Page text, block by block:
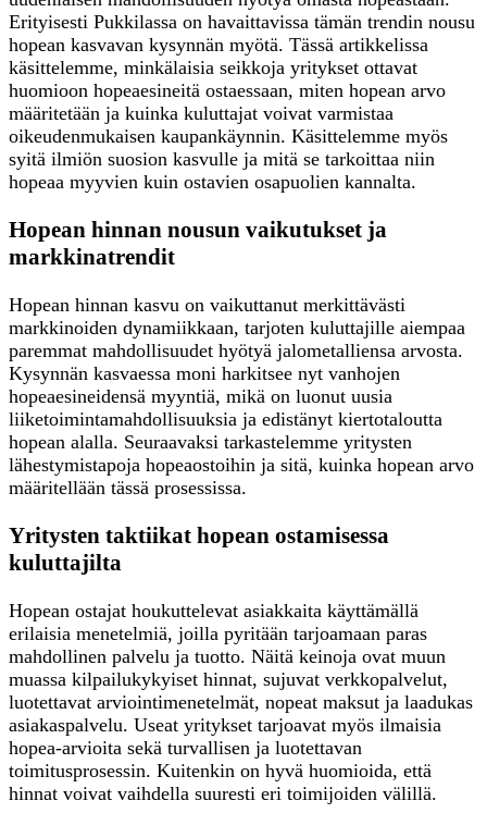
Erityisesti Pukkilassa on havaittavissa tämän trendin nousu
hopean kasvavan kysynnän myötä. Tässä artikkelissa
käsittelemme, minkälaisia seikkoja yritykset ottavat
huomioon hopeaesineitä ostaessaan, miten hopean arvo
määritetään ja kuinka kuluttajat voivat varmistaa
oikeudenmukaisen kaupankäynnin. Käsittelemme myös
syitä ilmiön suosion kasvulle ja mitä se tarkoittaa niin
hopeaa myyvien kuin ostavien osapuolien kannalta.
Hopean hinnan nousun vaikutukset ja
markkinatrendit
Hopean hinnan kasvu on vaikuttanut merkittävästi
markkinoiden dynamiikkaan, tarjoten kuluttajille aiempaa
paremmat mahdollisuudet hyötyä jalometalliensa arvosta.
Kysynnän kasvaessa moni harkitsee nyt vanhojen
hopeaesineidensä myyntiä, mikä on luonut uusia
liiketoimintamahdollisuuksia ja edistänyt kiertotaloutta
hopean alalla. Seuraavaksi tarkastelemme yritysten
lähestymistapoja hopeaostoihin ja sitä, kuinka hopean arvo
määritellään tässä prosessissa.
Yritysten taktiikat hopean ostamisessa
kuluttajilta
Hopean ostajat houkuttelevat asiakkaita käyttämällä
erilaisia menetelmiä, joilla pyritään tarjoamaan paras
mahdollinen palvelu ja tuotto. Näitä keinoja ovat muun
muassa kilpailukykyiset hinnat, sujuvat verkkopalvelut,
luotettavat arviointimenetelmät, nopeat maksut ja laadukas
asiakaspalvelu. Useat yritykset tarjoavat myös ilmaisia
hopea-arvioita sekä turvallisen ja luotettavan
toimitusprosessin. Kuitenkin on hyvä huomioida, että
hinnat voivat vaihdella suuresti eri toimijoiden välillä.